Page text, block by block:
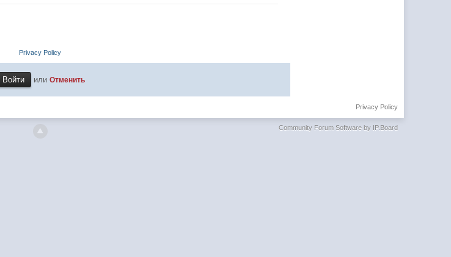
Privacy Policy
или Отменить
Privacy Policy
Community Forum Software by IP.Board